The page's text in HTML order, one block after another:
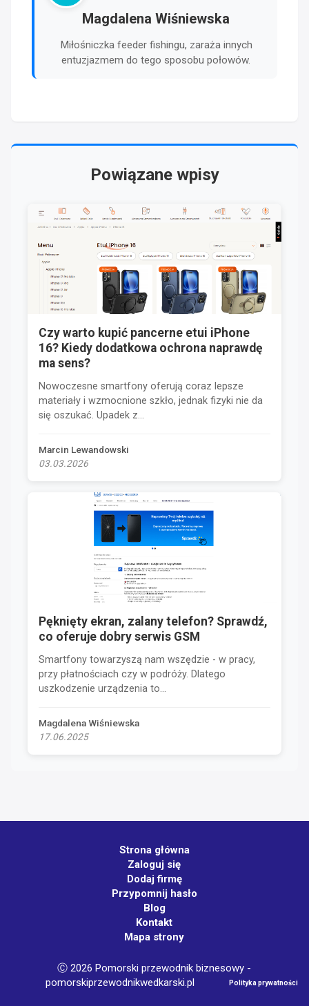
Magdalena Wiśniewska
Miłośniczka feeder fishingu, zaraża innych
entuzjazmem do tego sposobu połowów.
Powiązane wpisy
Czy warto kupić pancerne etui iPhone
16? Kiedy dodatkowa ochrona naprawdę
ma sens?
Nowoczesne smartfony oferują coraz lepsze
materiały i wzmocnione szkło, jednak fizyki nie da
się oszukać. Upadek z...
Marcin Lewandowski
03.03.2026
Pęknięty ekran, zalany telefon? Sprawdź,
co oferuje dobry serwis GSM
Smartfony towarzyszą nam wszędzie - w pracy,
przy płatnościach czy w podróży. Dlatego
uszkodzenie urządzenia to...
Magdalena Wiśniewska
17.06.2025
Strona główna
Zaloguj się
Dodaj firmę
Przypomnij hasło
Blog
Kontakt
Mapa strony
Ⓒ 2026 Pomorski przewodnik biznesowy -
pomorskiprzewodnikwedkarski.pl
Polityka prywatności